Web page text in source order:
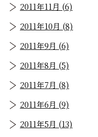
2011年11月 (6)
2011年10月 (8)
2011年9月 (6)
2011年8月 (5)
2011年7月 (8)
2011年6月 (9)
2011年5月 (13)